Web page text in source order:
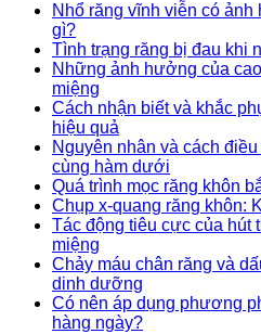
Nhổ răng vĩnh viễn có
gì?
Tình trạng răng bị đau khi
Những ảnh hưởng của
miệng
Cách nhận biết và khắc
hiệu quả
Nguyên nhân và cách
cùng hàm dưới
Quá trình mọc răng khôn
Chụp x-quang răng khôn:
Tác động tiêu cực của hút
miệng
Chảy máu chân răng và
dinh dưỡng
Có nên áp dụng phương
hàng ngày?